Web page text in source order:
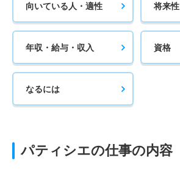
向いている人・適性 将来性
年収・給与・収入 資格
なるには
パティシエの仕事の内容